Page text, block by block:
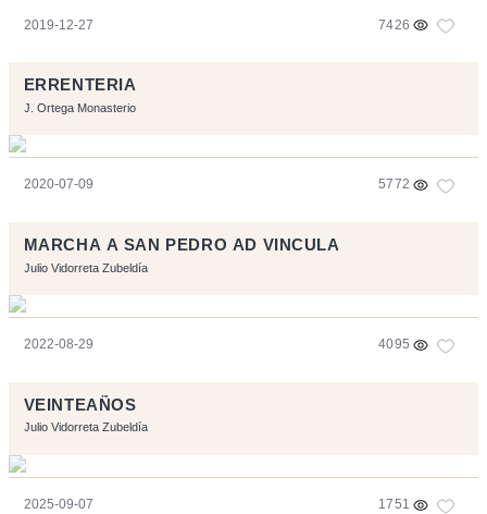
2019-12-27 7426
ERRENTERIA
J. Ortega Monasterio
2020-07-09 5772
MARCHA A SAN PEDRO AD VINCULA
Julio Vidorreta Zubeldía
2022-08-29 4095
VEINTEAÑOS
Julio Vidorreta Zubeldía
2025-09-07 1751